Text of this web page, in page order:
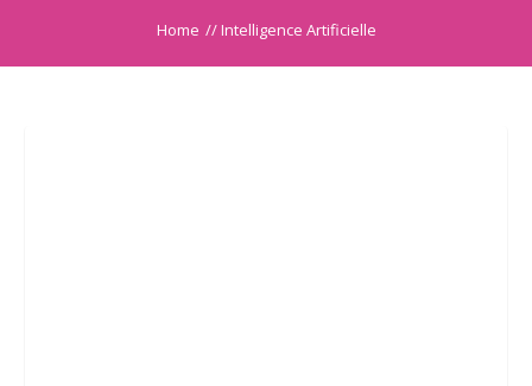
Home //Intelligence Artificielle